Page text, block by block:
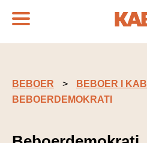
BEBOER
BEBOER I
BEBOERDEMOKRATI